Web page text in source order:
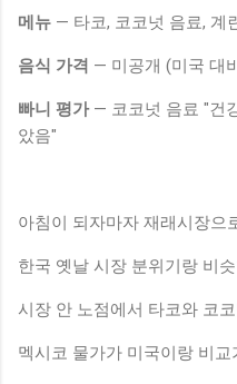
메뉴 — 타코, 코코넛 음료, 계
음식 가격 — 미공개 (미국 대
빠니 평가— 코코넛 음료 "건
았음"
아침이 되자마자 재래시장으
한국 옛날 시장 분위기랑 비
시장 안 노점에서 타코와 코
멕시코 물가가 미국이랑 비